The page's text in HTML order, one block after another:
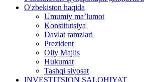
O'zbekiston haqida
Umumiy ma’lumot
Konstitutsiya
Davlat ramzlari
Prezident
Oliy Majlis
Hukumat
Tashqi siyosat
INVESTITSION SALOHIYAT